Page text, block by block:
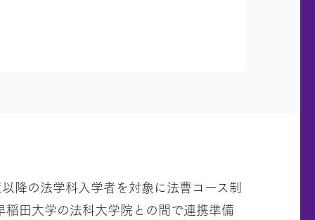
降の法学科入学者を対象に法曹コース制
田大学の法科大学院との間で連携準備